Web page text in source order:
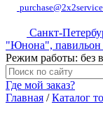
Санкт-
"Юнона", павильон
Режим работы: без
Где мой заказ?
Главная /Каталог